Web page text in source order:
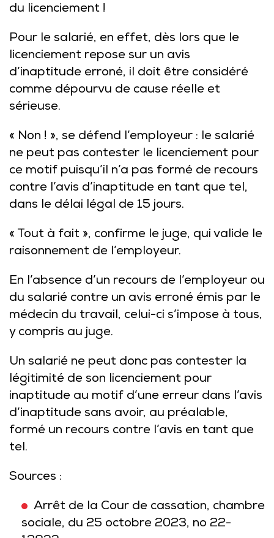
du licenciement !
Pour le salarié, en effet, dès lors que le
licenciement repose sur un avis
d’inaptitude erroné, il doit être considéré
comme dépourvu de cause réelle et
sérieuse.
« Non ! », se défend l’employeur : le salarié
ne peut pas contester le licenciement pour
ce motif puisqu’il n’a pas formé de recours
contre l’avis d’inaptitude en tant que tel,
dans le délai légal de 15 jours.
« Tout à fait », confirme le juge, qui valide le
raisonnement de l’employeur.
En l’absence d’un recours de l’employeur ou
du salarié contre un avis erroné émis par le
médecin du travail, celui-ci s’impose à tous,
y compris au juge.
Un salarié ne peut donc pas contester la
légitimité de son licenciement pour
inaptitude au motif d’une erreur dans l’avis
d’inaptitude sans avoir, au préalable,
formé un recours contre l’avis en tant que
tel.
Sources :
Arrêt de la Cour de cassation, chambre
sociale, du 25 octobre 2023, no 22-